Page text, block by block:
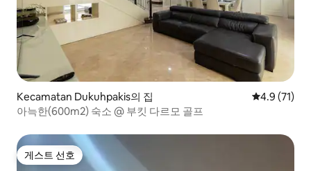
Kecamatan Dukuhpakis의 집 평점 4.9점
4.9 (71)
아늑한(600m2) 숙소 @ 부킷 다르모 골프
게스트 선호
게스트 선호